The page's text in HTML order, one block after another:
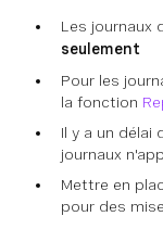
Les journaux
seulement
Pour les
la fonction
Il y a un délai
journaux
Mettre en
pour des